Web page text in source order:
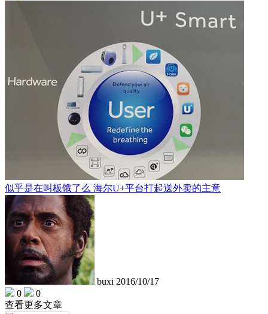
似乎是在叫板饿了么 海尔U+平台打起送外卖的主意
buxi 2016/10/17
0
0
查看更多文章